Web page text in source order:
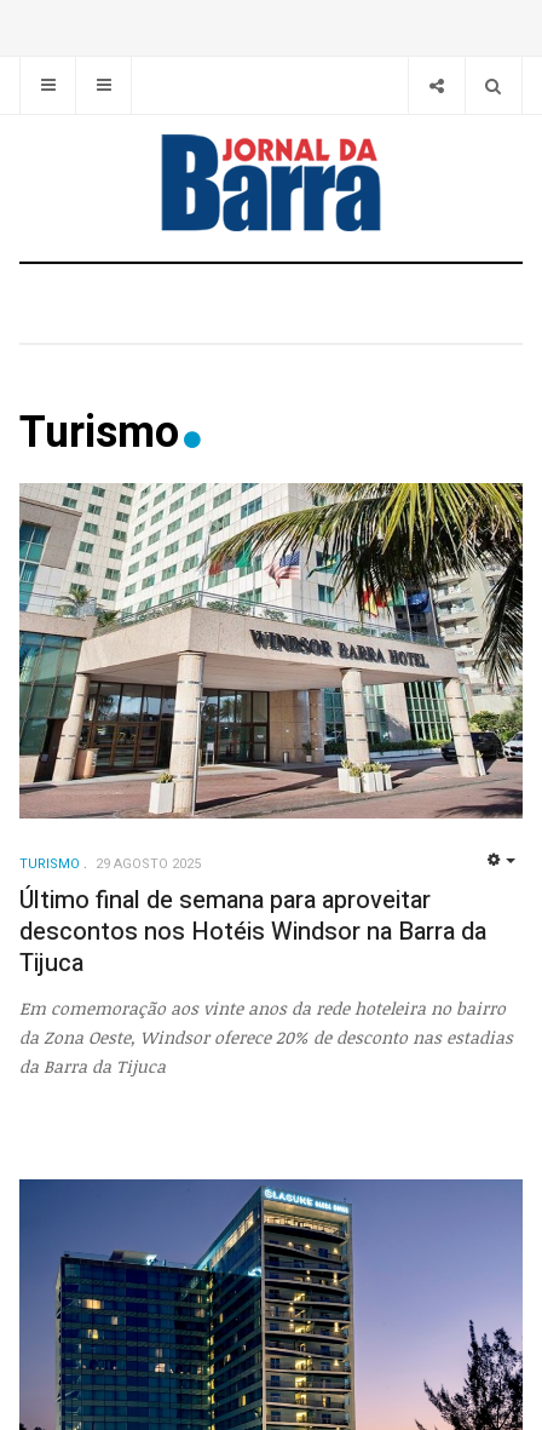
Turismo
TURISMO 29 AGOSTO 2025
Último final de semana para aproveitar
descontos nos Hotéis Windsor na Barra da
Tijuca
Em comemoração aos vinte anos da rede hoteleira no bairro
da Zona Oeste, Windsor oferece 20% de desconto nas estadias
da Barra da Tijuca